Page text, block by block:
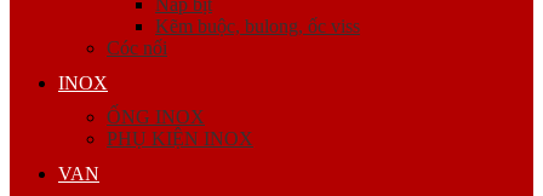
Nắp bịt
Kẽm buộc, bulong, ốc viss
Cóc nối
INOX
ỐNG INOX
PHỤ KIỆN INOX
VAN